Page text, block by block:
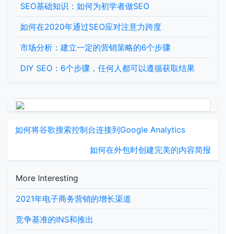
SEO基础知识：如何为初学者做SEO
如何在2020年通过SEO应对注意力跨度
市场分析：建立一定的营销策略的6个步骤
DIY SEO：6个步骤，任何人都可以遵循获取结果
如何将谷歌搜索控制台连接到Google Analytics
如何在外包时创建完美的内容简报
More Interesting
2021年电子商务营销的增长渠道
竞争基准的INS和推出